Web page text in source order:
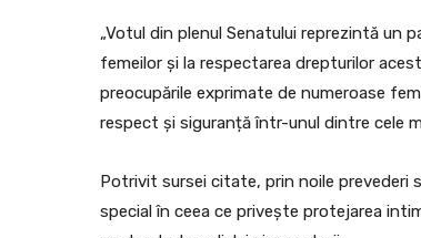
„Votul din plenul Senatului reprezintă un
femeilor și la respectarea drepturilor
preocupările exprimate de numeroase
respect și siguranță într-unul dintre cele
Potrivit sursei citate, prin noile
special în ceea ce privește protejarea